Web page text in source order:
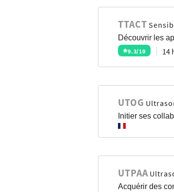
TTACT
Découvrir les
9.3/10 14
UTOG
Initier ses
UTPAA
Acquérir des